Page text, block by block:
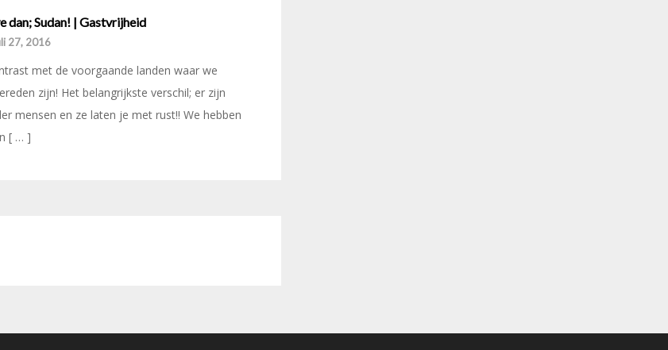
dan; Sudan! | Gastvrijheid
27, 2016
met de voorgaande landen waar we
zijn! Het belangrijkste verschil; er zijn
mensen en ze laten je met rust!! We hebben
[ … ]